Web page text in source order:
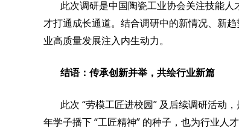
此次调研是中国陶瓷工业协会关注技能
才打通成长通道。结合调研中的新情况、新
业高质量发展注入内生动力。
结语：传承创新并举，共绘行业新篇
此次 “劳模工匠进校园” 及后续调研活动
年学子播下 “工匠精神” 的种子，也为行业人